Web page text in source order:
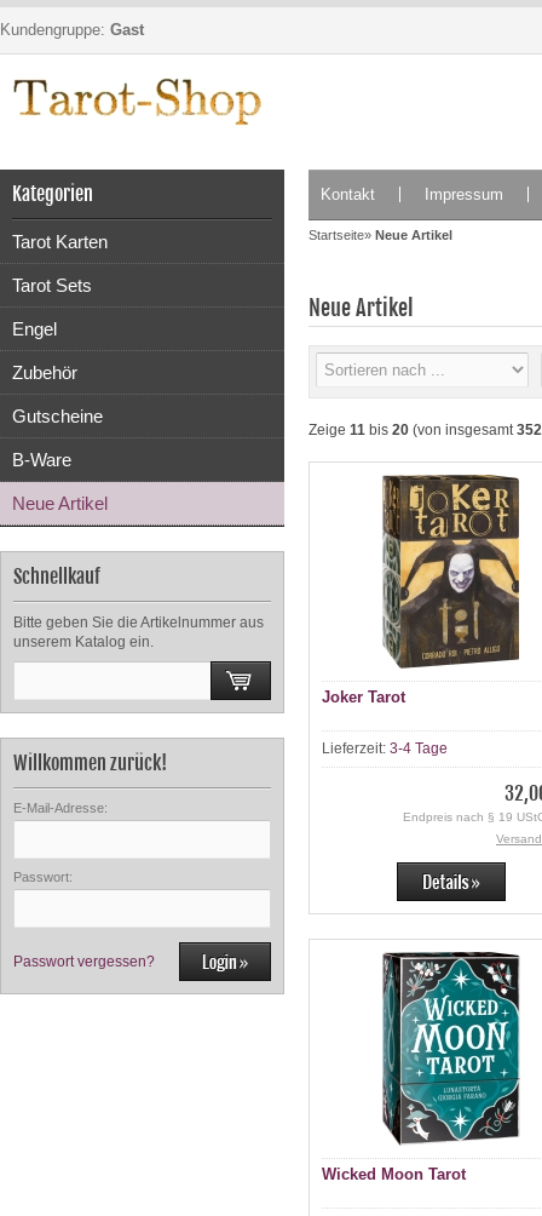
Kundengruppe: Gast
Kategorien
Tarot Karten
Tarot Sets
Engel
Zubehör
Gutscheine
B-Ware
Neue Artikel
Schnellkauf
Bitte geben Sie die Artikelnummer aus
unserem Katalog ein.
Willkommen zurück!
E-Mail-Adresse:
Passwort:
Passwort vergessen?
Kontakt Impressum
Startseite» Neue Artikel
Neue Artikel
Zeige 11 bis 20 (von insgesamt352
Joker Tarot
Lieferzeit: 3-4 Tage
Endpreis nach § 19
Wicked Moon Tarot